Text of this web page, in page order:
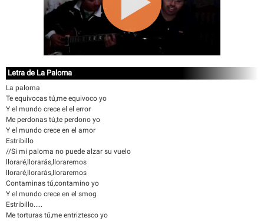
Letra de La Paloma
La paloma
Te equivocas tú,me equivoco yo
Y el mundo crece el el error
Me perdonas tú,te perdono yo
Y el mundo crece en el amor
Estribillo
//Si mi paloma no puede alzar su vuelo
lloraré,llorarás,lloraremos
lloraré,llorarás,lloraremos
Contaminas tú,contamino yo
Y el mundo crece en el smog
Estribillo.....
Me torturas tú,me entriztesco yo